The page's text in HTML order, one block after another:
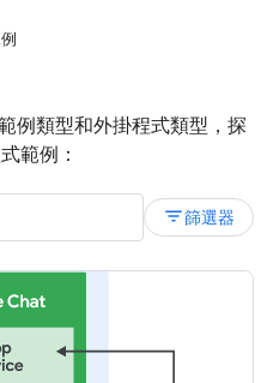
例類型和外掛程式類型，探
範例：
filter_list篩選器